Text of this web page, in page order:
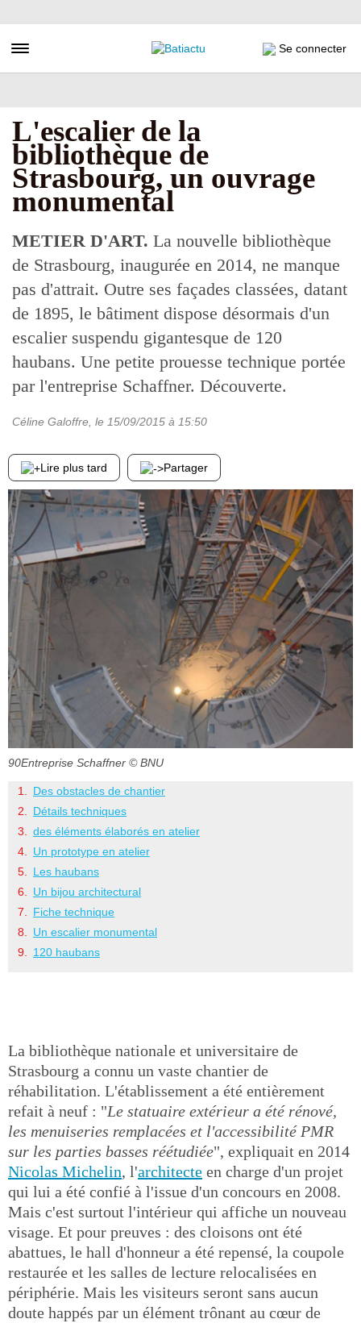
au
principal
Toggle navigation Se connecter
L'escalier de la
bibliothèque de
Strasbourg, un ouvrage
monumental
METIER D'ART. La nouvelle bibliothèque
de Strasbourg, inaugurée en 2014, ne manque
pas d'attrait. Outre ses façades classées, datant
de 1895, le bâtiment dispose désormais d'un
escalier suspendu gigantesque de 120
haubans. Une petite prouesse technique portée
par l'entreprise Schaffner. Découverte.
Céline Galoffre , le 15/09/2015 à 15:50
Lire plus tard Partager
90Entreprise Schaffner © BNU
Des obstacles de chantier
Détails techniques
des éléments élaborés en atelier
Un prototype en atelier
Les haubans
Un bijou architectural
Fiche technique
Un escalier monumental
120 haubans
La bibliothèque nationale et universitaire de
Strasbourg a connu un vaste chantier de
réhabilitation. L'établissement a été entièrement
refait à neuf : "Le statuaire extérieur a été rénové,
les menuiseries remplacées et l'accessibilité PMR
sur les parties basses réétudiée", expliquait en 2014
Nicolas Michelin, l'architecte en charge d'un projet
qui lui a été confié à l'issue d'un concours en 2008.
Mais c'est surtout l'intérieur qui affiche un nouveau
visage. Et pour preuves : des cloisons ont été
abattues, le hall d'honneur a été repensé, la coupole
restaurée et les salles de lecture relocalisées en
périphérie. Mais les visiteurs seront sans aucun
doute happés par un élément trônant au cœur de